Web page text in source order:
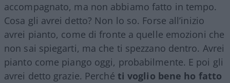
accompagnato, ma non abbiamo fatto in tempo.
Cosa gli avrei detto? Non lo so. Forse all’inizio
avrei pianto, come di fronte a quelle emozioni che
non sai spiegarti, ma che ti spezzano dentro. Avrei
pianto come piango oggi, probabilmente. E poi gli
avrei detto grazie. Perché ti voglio bene ho fatto